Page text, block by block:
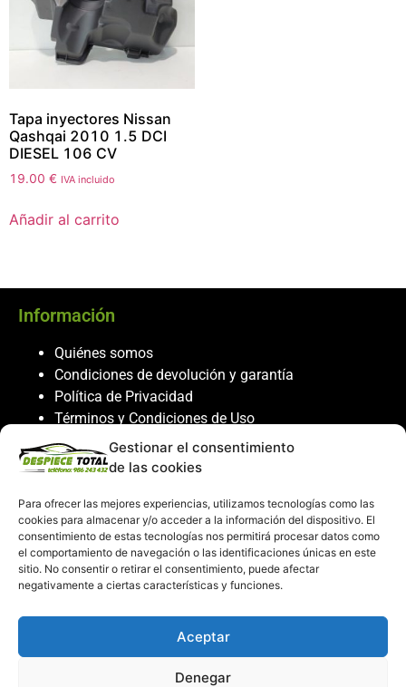
Gestionar el consentimiento
de las cookies
Para ofrecer las mejores experiencias, utilizamos tecnologías como las
cookies para almacenar y/o acceder a la información del dispositivo. El
consentimiento de estas tecnologías nos permitirá procesar datos como
el comportamiento de navegación o las identificaciones únicas en este
sitio. No consentir o retirar el consentimiento, puede afectar
negativamente a ciertas características y funciones.
Aceptar
Denegar
Tapa inyectores Nissan
Qashqai 2010 1.5 DCI
DIESEL 106 CV
19.00 € IVA incluido
Añadir al carrito
Información
Quiénes somos
Condiciones de devolución y garantía
Política de Privacidad
Términos y Condiciones de Uso
Política de Cookies
Servicio al cliente
Contacto
986 243 432
608 867 074
recambiosdespiecetotal@gmail.com
Mi cuenta
Mi Cuenta